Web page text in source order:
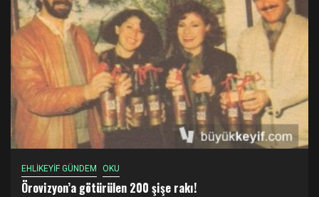
EHLİKEYİF GÜNDEM OKU
Örovizyon’a götürülen 200 şişe rakı!